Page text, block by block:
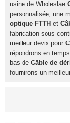
usine de Wholeslae
personnalisée, une
optique FTTH et
fabrication sous
meilleur devis pour
répondrons en
bas de Câble de
fournirons un